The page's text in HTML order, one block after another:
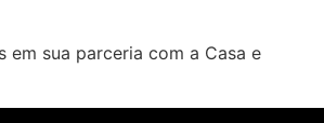
em sua parceria com a Casa e